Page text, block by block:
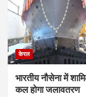
केरल
भारतीय नौसेना में
कल होगा जलावतरण